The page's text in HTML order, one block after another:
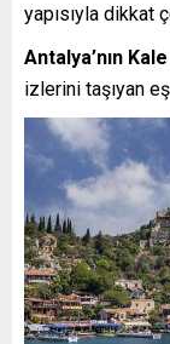
yapısıyla dikkat
Antalya’nın
izlerini taşıyan